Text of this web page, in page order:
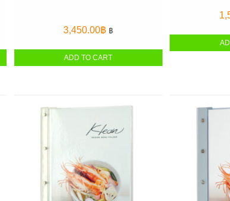
3,450.00฿ ฿
ADD TO CART